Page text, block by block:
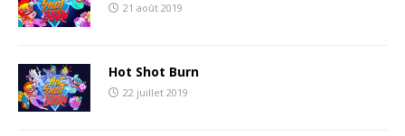
21 août 2019
Hot Shot Burn
22 juillet 2019